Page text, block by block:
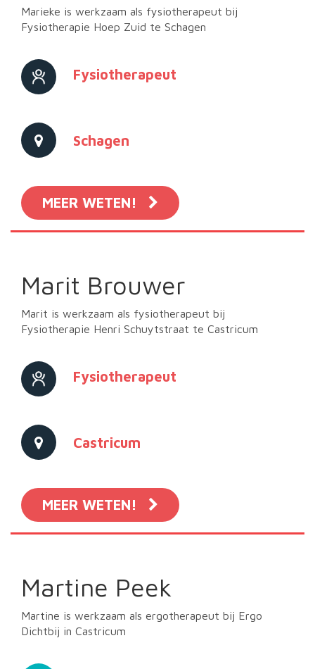
Marieke is werkzaam als fysiotherapeut bij
Fysiotherapie Hoep Zuid te Schagen
Fysiotherapeut
Schagen
MEER WETEN!
Marit Brouwer
Marit is werkzaam als fysiotherapeut bij
Fysiotherapie Henri Schuytstraat te Castricum
Fysiotherapeut
Castricum
MEER WETEN!
Martine Peek
Martine is werkzaam als ergotherapeut bij Ergo
Dichtbij in Castricum